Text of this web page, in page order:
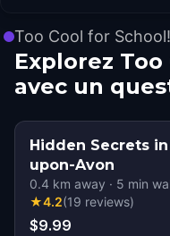
Too Cool for School!
Explorez
avec un
Hidden Secrets
upon-Avon
0.4 km away · 5 min
★4.2(19 reviews)
$9.99